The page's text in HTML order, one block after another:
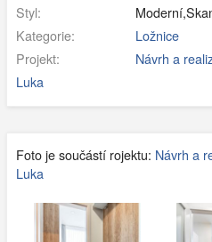
Styl:
Kategorie:
Ložnice
Projekt:
Návrh a
Luka
Foto je součástí rojektu: Návrh a
Luka